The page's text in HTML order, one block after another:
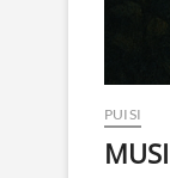
PUISI